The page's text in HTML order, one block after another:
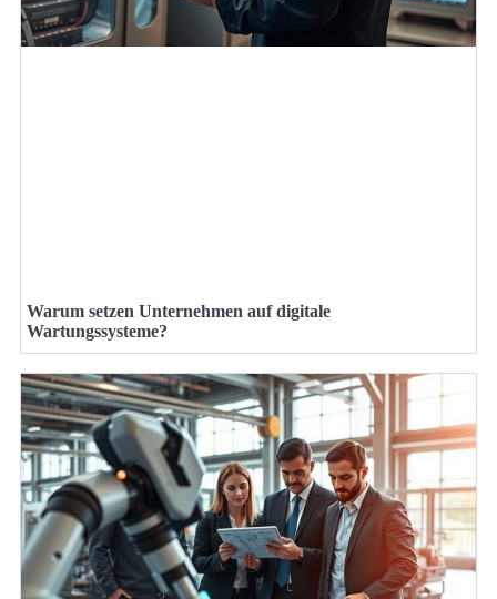
Warum setzen Unternehmen auf digitale
Wartungssysteme?